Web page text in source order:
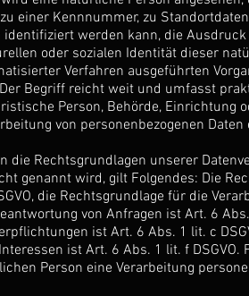
einer Kennnummer, zu
werden kann, die
oder sozialen Identität dieser
Verfahren ausgeführten
Begriff reicht weit und umfasst
Person, Behörde, Einrichtung
von personenbezogenen
die Rechtsgrundlagen unserer
genannt wird, gilt Folgendes: Die
die Rechtsgrundlage für die
von Anfragen ist Art. 6
ist Art. 6 Abs. 1 lit. c
ist Art. 6 Abs. 1 lit. f
Person eine Verarbeitung